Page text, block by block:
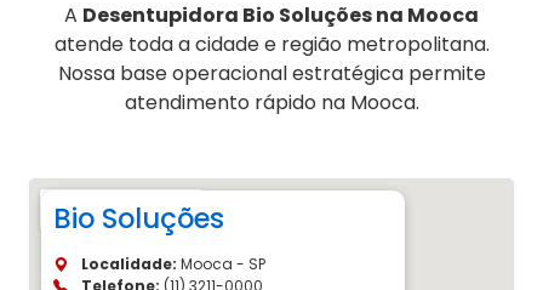
A Desentupidora Bio Soluções na Mooca
atende toda a cidade e região metropolitana.
Nossa base operacional estratégica permite
atendimento rápido na Mooca.
Bio Soluções
Localidade: Mooca - SP
Telefone: (11) 3211-0000